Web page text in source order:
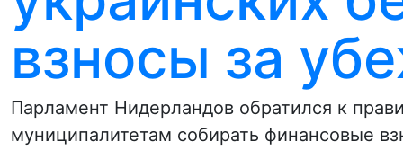
взносы за
Парламент Нидерландов обратился к
муниципалитетам собирать финансовые